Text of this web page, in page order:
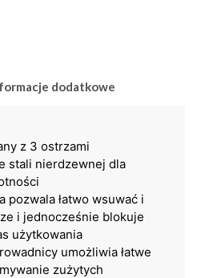
dodatkowe
z 3 ostrzami
stali nierdzewnej dla
pozwala łatwo wsuwać i
i jednocześnie blokuje
użytkowania
umożliwia łatwe
zużytych